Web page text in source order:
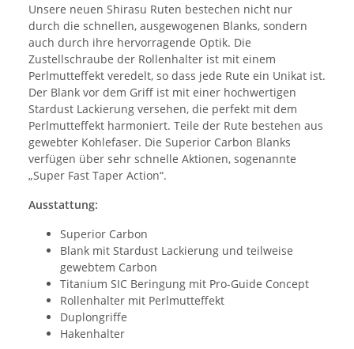
Unsere neuen Shirasu Ruten bestechen nicht nur
durch die schnellen, ausgewogenen Blanks, sondern
auch durch ihre hervorragende Optik. Die
Zustellschraube der Rollenhalter ist mit einem
Perlmutteffekt veredelt, so dass jede Rute ein Unikat ist.
Der Blank vor dem Griff ist mit einer hochwertigen
Stardust Lackierung versehen, die perfekt mit dem
Perlmutteffekt harmoniert. Teile der Rute bestehen aus
gewebter Kohlefaser. Die Superior Carbon Blanks
verfügen über sehr schnelle Aktionen, sogenannte
„Super Fast Taper Action“.
Ausstattung:
Superior Carbon
Blank mit Stardust Lackierung und teilweise
gewebtem Carbon
Titanium SIC Beringung mit Pro-Guide Concept
Rollenhalter mit Perlmutteffekt
Duplongriffe
Hakenhalter